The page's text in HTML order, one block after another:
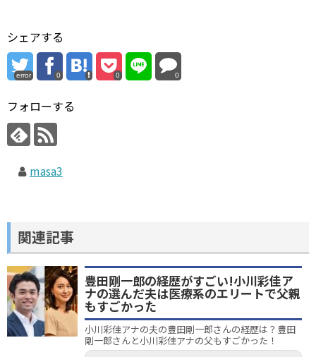
シェアする
error 0 0 0
フォローする
masa3
関連記事
豊田剛一郎の経歴がすごい!小川彩佳ア
ナの選んだ夫は医療系のエリートで父親
もすごかった
小川彩佳アナの夫の豊田剛一郎さんの経歴は？豊田
剛一郎さんと小川彩佳アナの父もすごかった！